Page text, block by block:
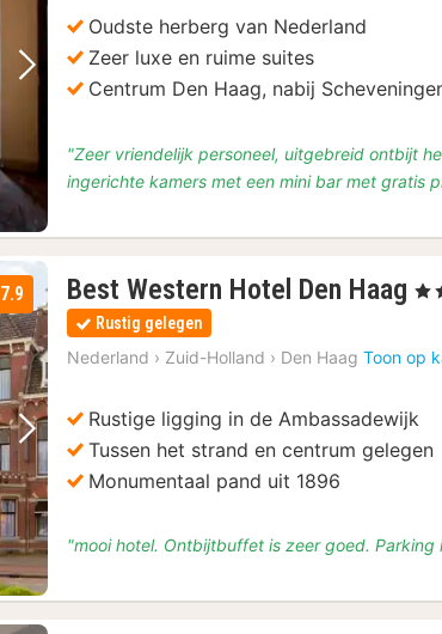
Volgende foto
179
Oudste herberg van Nederland
Zeer luxe en ruime suites
Centrum Den Haag, nabij
"Zeer vriendelijk personeel, uitgebreid ontbijt
ingerichte kamers met een mini bar met gratis
Volgende foto
7.9 Best Western Hotel Den Haag 1
€
, 3
Rustig gelegen
Nederland › Zuid-Holland › Den Haag Toon op
Rustige ligging in de Ambassadewijk
Tussen het strand en centrum gelegen
Monumentaal pand uit 1896
"mooi hotel. Ontbijtbuffet is zeer goed. Parking